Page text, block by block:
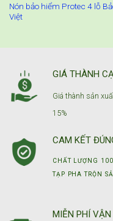
Nón bảo hiểm Protec 4 lỗ
Việt
GIÁ THÀNH
Giá thành sản
15%
CAM KẾT
CHẤT LƯỢNG
TẠP PHA TRỘN
MIỄN PHÍ VẬN